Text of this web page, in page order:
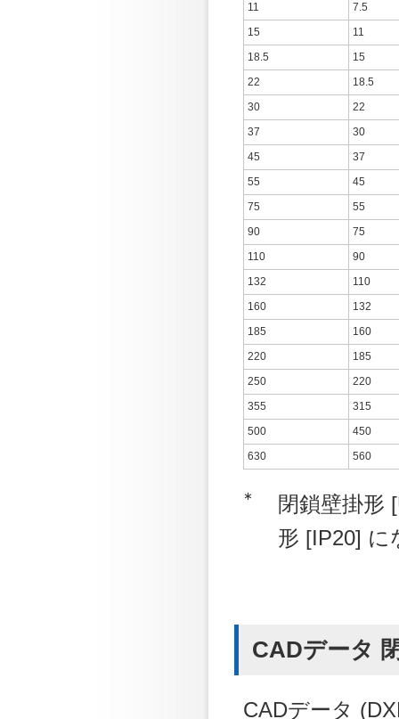
11
7.5
15
11
18.5
15
22
18.5
30
22
37
30
45
37
55
45
75
55
90
75
110
90
132
110
160
132
185
160
220
185
250
220
355
315
500
450
630
560
∗
閉鎖壁掛形
形 [IP20] に
CADデータ
CADデータ